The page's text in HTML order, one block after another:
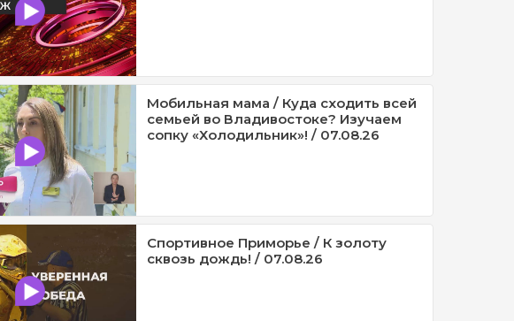
Мобильная мама / Куда сходить всей
семьей во Владивостоке? Изучаем
сопку «Холодильник»! / 07.08.26
Спортивное Приморье / К золоту
сквозь дождь! / 07.08.26